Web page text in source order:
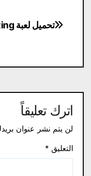
تصفّح
تحميل لعبة Elden Ring للكمبيوتر من ميديا فاير مجانًا
اترك تعليقاً
لن يتم نشر عنوان
التعليق *